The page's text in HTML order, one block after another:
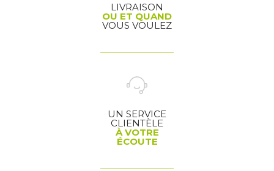
LIVRAISON
OU ET QUAND
VOUS VOULEZ
UN SERVICE
CLIENTÈLE
À VOTRE
ÉCOUTE